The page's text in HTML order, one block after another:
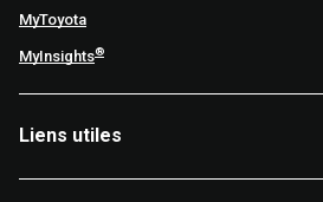
MyToyota
MyInsights®
Liens utiles